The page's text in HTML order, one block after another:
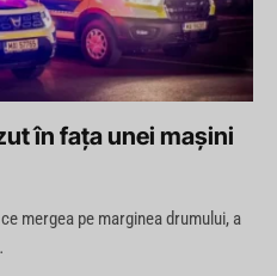
în fața unei mașini
mergea pe marginea drumului, a